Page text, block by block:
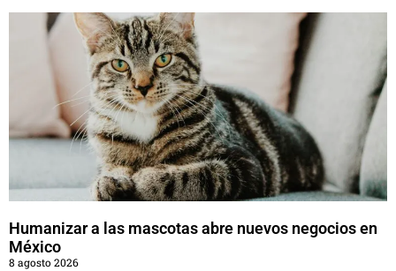
Humanizar a las mascotas abre nuevos negocios en
México
8 agosto 2026